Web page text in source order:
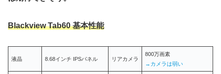
Blackview Tab60 基本性能
液晶 8.68インチ IPSパネル リアカメラ
800万画素
→カメラは弱い